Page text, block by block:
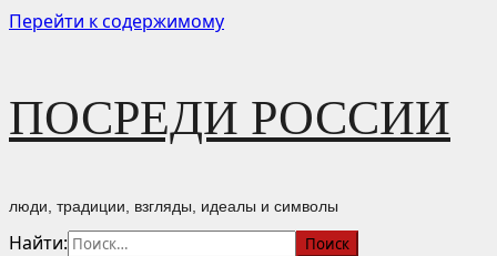
Перейти к содержимому
ПОСРЕДИ РОССИИ
люди, традиции, взгляды, идеалы и символы
Найти: